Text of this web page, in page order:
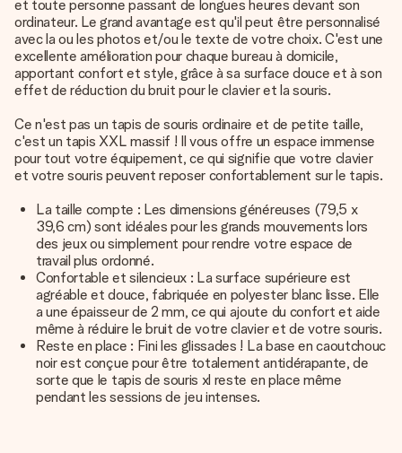
et toute personne passant de longues heures devant son
ordinateur. Le grand avantage est qu'il peut être personnalisé
avec la ou les photos et/ou le texte de votre choix. C'est une
excellente amélioration pour chaque bureau à domicile,
apportant confort et style, grâce à sa surface douce et à son
effet de réduction du bruit pour le clavier et la souris.
Ce n'est pas un tapis de souris ordinaire et de petite taille,
c'est un tapis XXL massif ! Il vous offre un espace immense
pour tout votre équipement, ce qui signifie que votre clavier
et votre souris peuvent reposer confortablement sur le tapis.
La taille compte : Les dimensions généreuses (79,5 x
39,6 cm) sont idéales pour les grands mouvements lors
des jeux ou simplement pour rendre votre espace de
travail plus ordonné.
Confortable et silencieux : La surface supérieure est
agréable et douce, fabriquée en polyester blanc lisse. Elle
a une épaisseur de 2 mm, ce qui ajoute du confort et aide
même à réduire le bruit de votre clavier et de votre souris.
Reste en place : Fini les glissades ! La base en caoutchouc
noir est conçue pour être totalement antidérapante, de
sorte que le tapis de souris xl reste en place même
pendant les sessions de jeu intenses.